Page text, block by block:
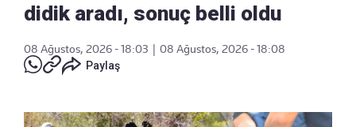
didik aradı, sonuç belli oldu
08 Ağustos, 2026 - 18:03
08 Ağustos, 2026 - 18:08
Paylaş